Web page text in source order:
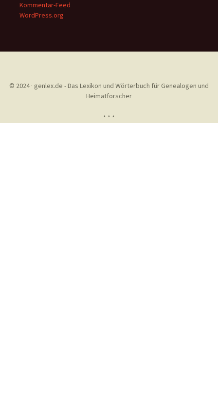
Kommentar-Feed
WordPress.org
© 2024 · genlex.de - Das Lexikon und Wörterbuch für Genealogen und
Heimatforscher
* * *